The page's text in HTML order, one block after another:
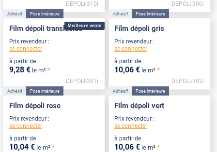
DEPOLI-310i DEPOLI-300i
Meilleure vente
Adhésif Pose Intérieure
Film dépoli translucide
Prix revendeur :
se connecter
à partir de
9,28 € le m² *
DEPOLI-301i
Adhésif Pose Intérieure
Film dépoli gris
Prix revendeur :
se connecter
à partir de
10,06 € le m² *
DEPOLI-302i
Adhésif Pose Intérieure
Film dépoli rose
Prix revendeur :
se connecter
à partir de
10,04 € le m² *
Adhésif Pose Intérieure
Film dépoli vert
Prix revendeur :
se connecter
à partir de
10,06 € le m² *